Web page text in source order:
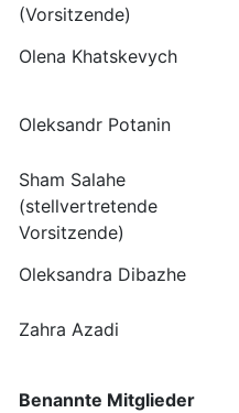
(Vorsitzende)
Olena Khatskevych
Oleksandr Potanin
Sham Salahe
(stellvertretende
Vorsitzende)
Oleksandra Dibazhe
Zahra Azadi
Benannte Mitglieder